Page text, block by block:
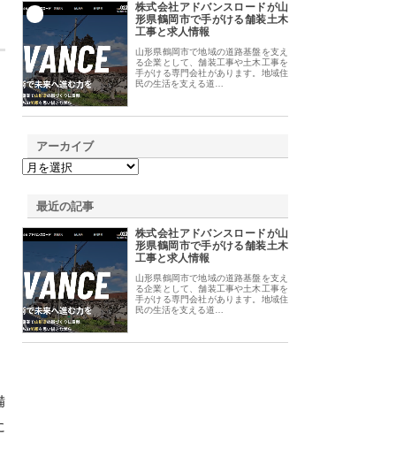
株式会社アドバンスロードが山
形県鶴岡市で手がける舗装土木
工事と求人情報
山形県鶴岡市で地域の道路基盤を支え
る企業として、舗装工事や土木工事を
手がける専門会社があります。地域住
民の生活を支える道…
アーカイブ
最近の記事
株式会社アドバンスロードが山
形県鶴岡市で手がける舗装土木
工事と求人情報
山形県鶴岡市で地域の道路基盤を支え
る企業として、舗装工事や土木工事を
手がける専門会社があります。地域住
民の生活を支える道…